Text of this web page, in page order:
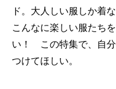
ド。大人しい服しか着
こんなに楽しい服たち
い！ この特集で、自
つけてほしい。